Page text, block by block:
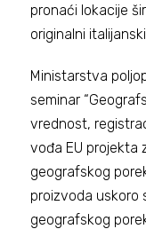
pronaći lokacije
originalni
Ministarstva
seminar
vrednost,
vođa EU projekta
geografskog
proizvoda uskoro
geografskog